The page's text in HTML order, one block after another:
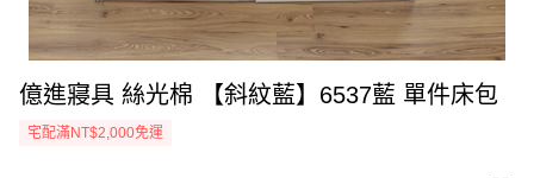
億進寢具 絲光棉 【斜紋藍】6537藍 單件床包
宅配滿NT$2,000免運